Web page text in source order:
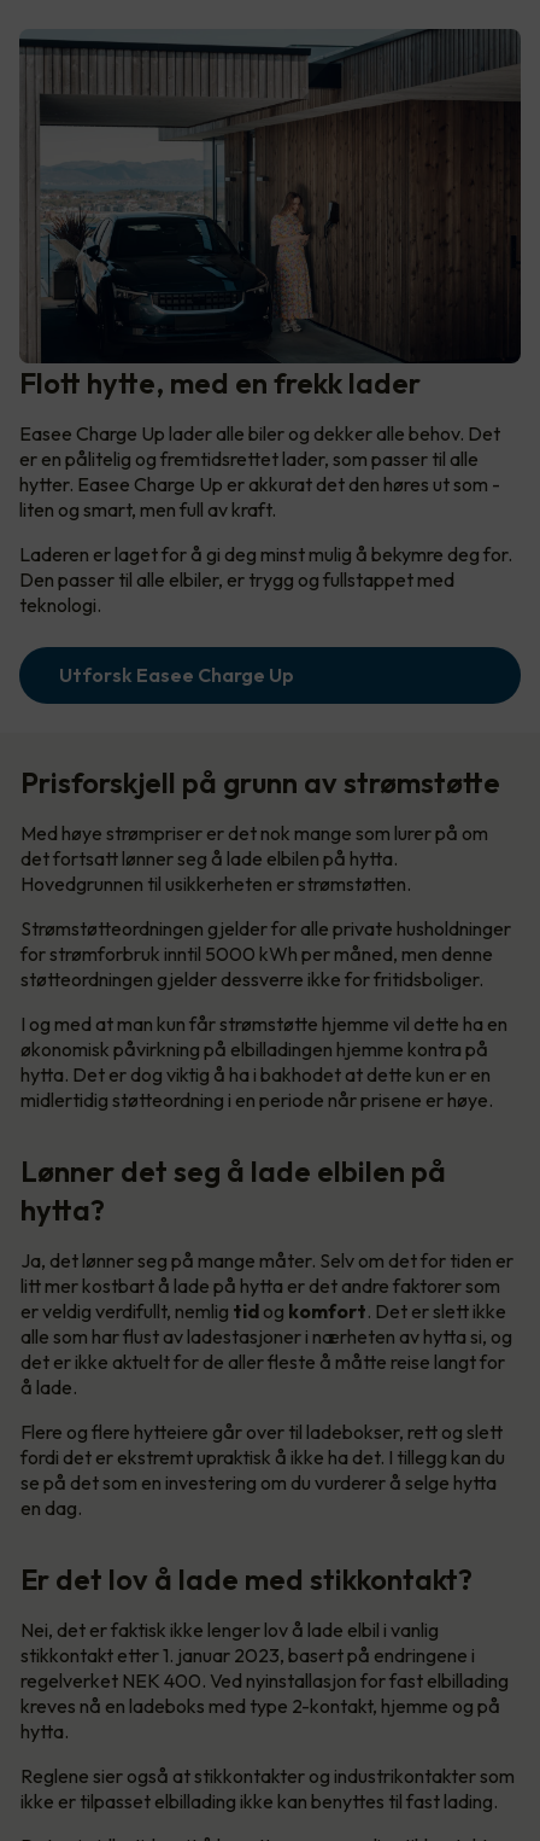
Flott hytte, med en frekk lader
Easee Charge Up lader alle biler og dekker alle behov. Det
er en pålitelig og fremtidsrettet lader, som passer til alle
hytter. Easee Charge Up er akkurat det den høres ut som -
liten og smart, men full av kraft.
Laderen er laget for å gi deg minst mulig å bekymre deg for.
Den passer til alle elbiler, er trygg og fullstappet med
teknologi.
Utforsk Easee Charge Up
Prisforskjell på grunn av strømstøtte
Med høye strømpriser er det nok mange som lurer på om
det fortsatt lønner seg å lade elbilen på hytta.
Hovedgrunnen til usikkerheten er strømstøtten.
Strømstøtteordningen gjelder for alle private husholdninger
for strømforbruk inntil 5000 kWh per måned, men denne
støtteordningen gjelder dessverre ikke for fritidsboliger.
I og med at man kun får strømstøtte hjemme vil dette ha en
økonomisk påvirkning på elbilladingen hjemme kontra på
hytta. Det er dog viktig å ha i bakhodet at dette kun er en
midlertidig støtteordning i en periode når prisene er høye.
Lønner det seg å lade elbilen på
hytta?
Ja, det lønner seg på mange måter. Selv om det for tiden er
litt mer kostbart å lade på hytta er det andre faktorer som
er veldig verdifullt, nemlig tid og komfort. Det er slett ikke
alle som har flust av ladestasjoner i nærheten av hytta si, og
det er ikke aktuelt for de aller fleste å måtte reise langt for
å lade.
Flere og flere hytteiere går over til ladebokser, rett og slett
fordi det er ekstremt upraktisk å ikke ha det. I tillegg kan du
se på det som en investering om du vurderer å selge hytta
en dag.
Er det lov å lade med stikkontakt?
Nei, det er faktisk ikke lenger lov å lade elbil i vanlig
stikkontakt etter 1. januar 2023, basert på endringene i
regelverket NEK 400. Ved nyinstallasjon for fast elbillading
kreves nå en ladeboks med type 2-kontakt, hjemme og på
hytta.
Reglene sier også at stikkontakter og industrikontakter som
ikke er tilpasset elbillading ikke kan benyttes til fast lading.